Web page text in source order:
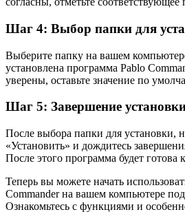
Шаг 4: Выбор папки для
Выберите папку на вашем
установлена программа Pablo
уверены, оставьте значение по
Шаг 5: Завершение
После выбора папки для установки,
«Установить» и дождитесь
После этого программа будет готова
Теперь вы можете начать
Commander на вашем компьютере
Ознакомьтесь с функциями и